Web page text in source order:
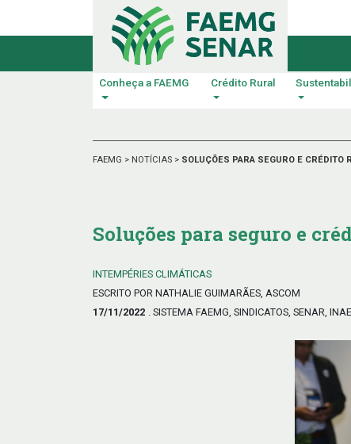
Conheça a FAEMG Crédito Rural
FAEMG > NOTÍCIAS > SOLUÇÕES PARA SEGURO E CRÉDITO
Soluções para seguro e
INTEMPÉRIES CLIMÁTICAS
ESCRITO POR NATHALIE GUIMARÃES, ASCOM
17/11/2022
. SISTEMA FAEMG, SINDICATOS, SENAR,